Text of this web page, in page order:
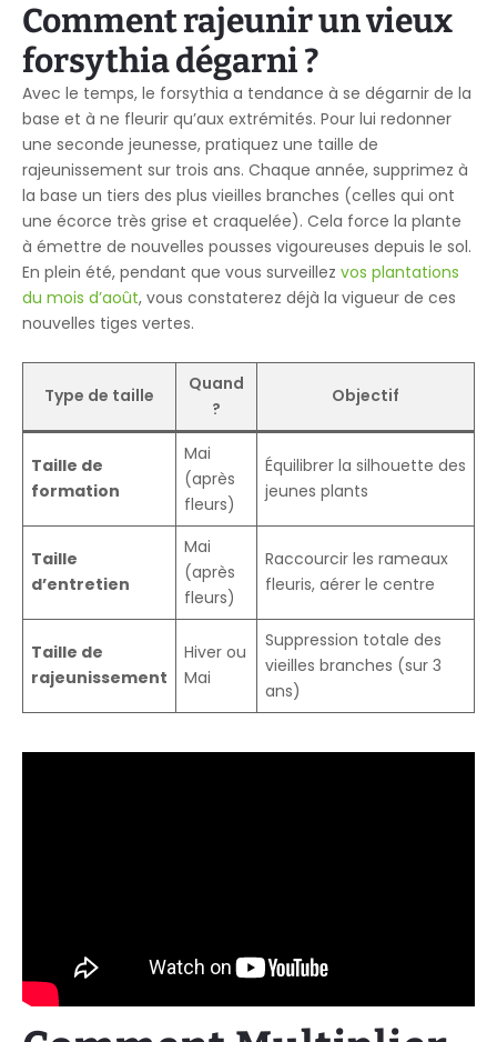
Comment rajeunir un vieux
forsythia dégarni ?
Avec le temps, le forsythia a tendance à se dégarnir de la
base et à ne fleurir qu’aux extrémités. Pour lui redonner
une seconde jeunesse, pratiquez une taille de
rajeunissement sur trois ans. Chaque année, supprimez à
la base un tiers des plus vieilles branches (celles qui ont
une écorce très grise et craquelée). Cela force la plante
à émettre de nouvelles pousses vigoureuses depuis le sol.
En plein été, pendant que vous surveillez vos plantations
du mois d’août, vous constaterez déjà la vigueur de ces
nouvelles tiges vertes.
Type de taille
Quand
?
Objectif
Taille de
formation
Mai
(après
fleurs)
Équilibrer la silhouette des
jeunes plants
Taille
d’entretien
Mai
(après
fleurs)
Raccourcir les rameaux
fleuris, aérer le centre
Taille de
rajeunissement
Hiver ou
Mai
Suppression totale des
vieilles branches (sur 3
ans)